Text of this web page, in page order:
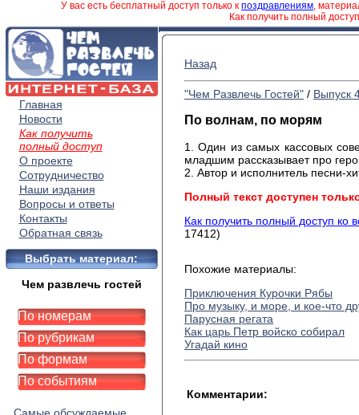
У вас есть бесплатный доступ только к поздравлениям,
Как получить полный
Главная
Новости
Как получить
полный доступ
О проекте
Сотрудничество
Наши издания
Вопросы и ответы
Контакты
Обратная связь
Выбрать материал:
Чем развлечь гостей
По номерам
По рубрикам
По формам
По событиям
Назад
"Чем Развлечь Гостей" / Выпуск
По волнам, по морям
1. Один из самых кассовых
младшим рассказывает про
2. Автор и исполнитель песни-
Полный текст доступен
Как получить полный доступ ко
17412)
Похожие материалы:
Приключения Курочки Рябы
Про музыку, и море, и кое-что
Парусная регата
Как царь Петр войско собирал
Угадай кино
Комментарии: